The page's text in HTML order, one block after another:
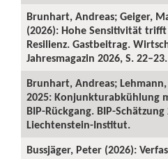
Brunhart, Andreas; Geiger,
(2026): Hohe Sensitivität
Resilienz. Gastbeitrag.
Jahresmagazin 2026, S. 22–23.
Brunhart, Andreas;
2025: Konjunkturabkühlung
BIP-Rückgang. BIP-
Liechtenstein-Institut.
Bussjäger, Peter (2026):